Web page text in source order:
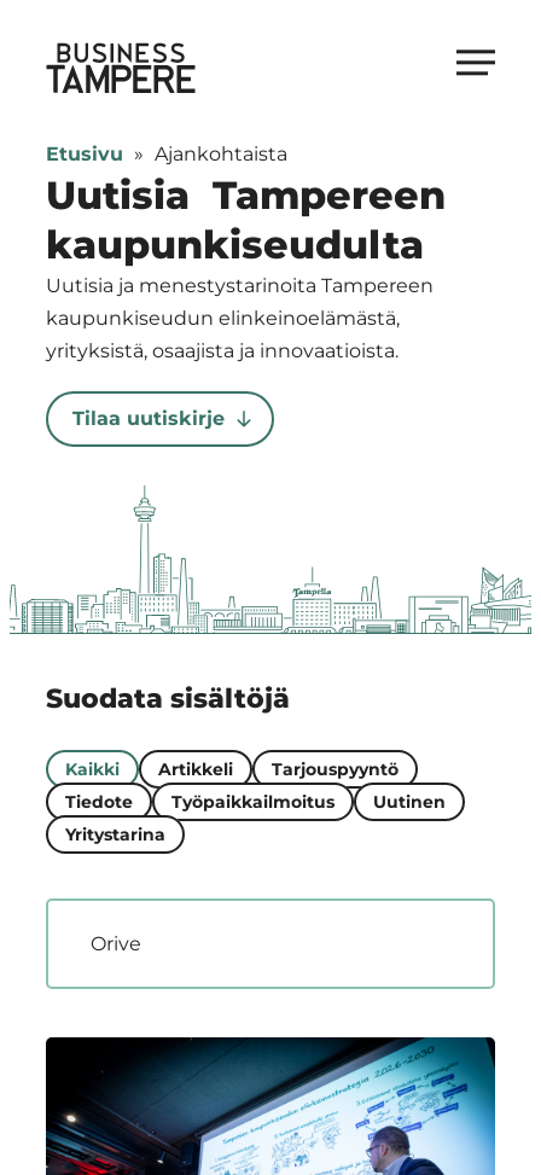
suoraan
sisältöön
Business Tampere
Tampere
supports
talents,
investors
and
entrepreneurs
in
a
smooth
Etusivu » Ajankohtaista
Uutisia Tampereen
kaupunkiseudulta
Uutisia ja menestystarinoita Tampereen
kaupunkiseudun elinkeinoelämästä,
yrityksistä, osaajista ja innovaatioista.
Tilaa uutiskirje
Suodata sisältöjä
Kaikki Artikkeli
Tarjouspyyntö
Tiedote
Työpaikkailmoitus
Uutinen
Yritystarina
Haun tulokset
Ajankohtaista